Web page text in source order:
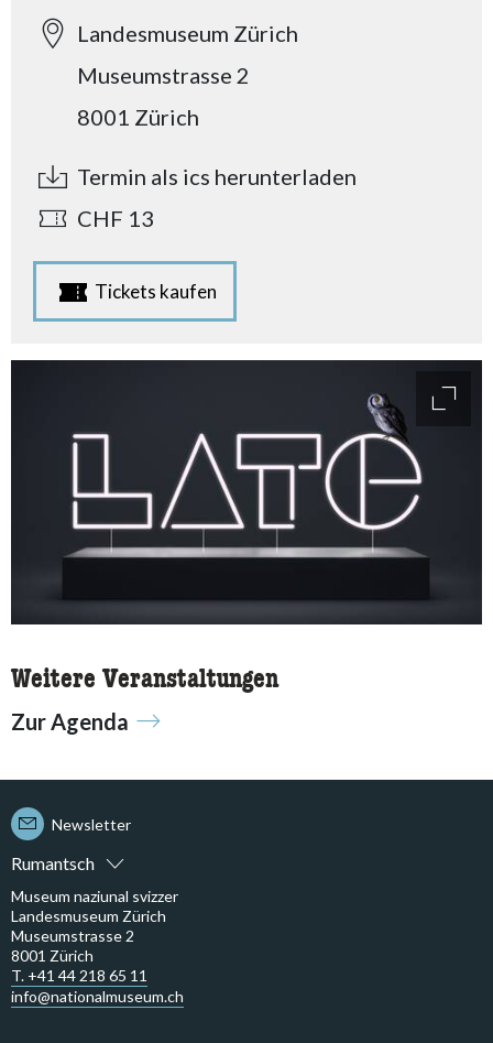
Landesmuseum Zürich
Museumstrasse 2
8001 Zürich
Termin als ics herunterladen
CHF 13
Tickets kaufen
Weitere Veranstaltungen
Zur Agenda
Rumantsch
Newsletter
Museum naziunal svizzer
Landesmuseum Zürich
Museumstrasse 2
8001 Zürich
T. +41 44 218 65 11
info@nationalmuseum.ch